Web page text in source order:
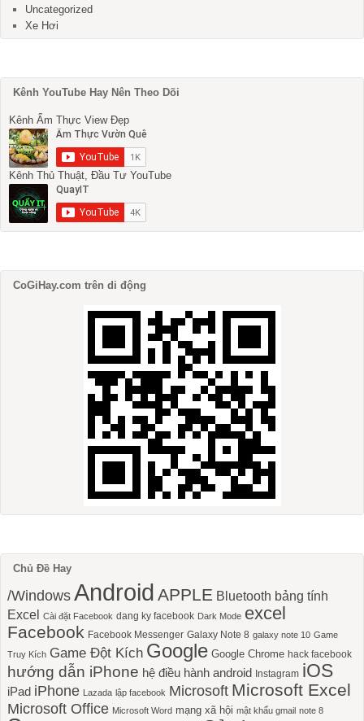
Uncategorized
Xe Hơi
Kênh YouTube Hay Nên Theo Dõi
Kênh Ẩm Thực View Đẹp
Kênh Thủ Thuật, Đầu Tư YouTube
CoGiHay.com trên di động
Chủ Đề Hay
/Windows Android APPLE Bluetooth bảng tính
Excel Cài đặt Facebook dang ky facebook Dark Mode excel
Facebook Facebook Messenger Galaxy Note 8 galaxy note 10 Game
Truy Kích Game Đột Kích Google Google Chrome hack facebook
hướng dẫn iPhone hệ điều hành android Instagram iOS
iPad iPhone Lazada lập facebook Microsoft Microsoft Excel
Microsoft Office Microsoft Word mạng xã hội mật khẩu gmail note 8